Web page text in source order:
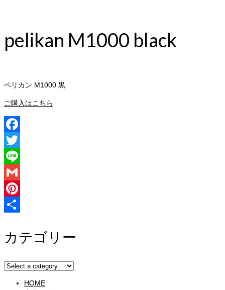
pelikan M1000 black
ペリカン M1000 黒
ご購入はこちら
Facebook
Twitter
Line
Gmail
Pinterest
有
カテゴリー
HOME